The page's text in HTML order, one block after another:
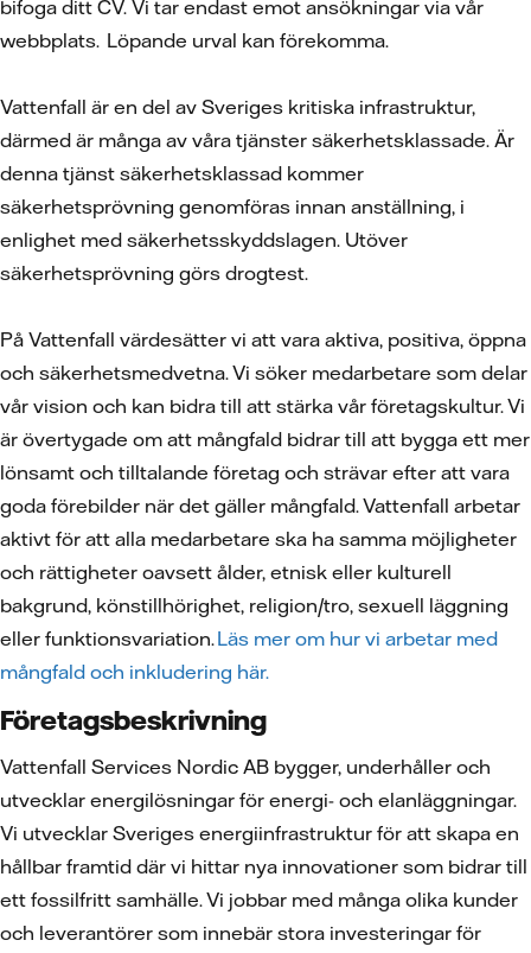
bifoga ditt CV. Vi tar endast emot ansökningar via vår
webbplats. Löpande urval kan förekomma.
Vattenfall är en del av Sveriges kritiska infrastruktur,
därmed är många av våra tjänster säkerhetsklassade. Är
denna tjänst säkerhetsklassad kommer
säkerhetsprövning genomföras innan anställning, i
enlighet med säkerhetsskyddslagen. Utöver
säkerhetsprövning görs drogtest.
På Vattenfall värdesätter vi att vara aktiva, positiva, öppna
och säkerhetsmedvetna. Vi söker medarbetare som delar
vår vision och kan bidra till att stärka vår företagskultur. Vi
är övertygade om att mångfald bidrar till att bygga ett mer
lönsamt och tilltalande företag och strävar efter att vara
goda förebilder när det gäller mångfald. Vattenfall arbetar
aktivt för att alla medarbetare ska ha samma möjligheter
och rättigheter oavsett ålder, etnisk eller kulturell
bakgrund, könstillhörighet, religion/tro, sexuell läggning
eller funktionsvariation.Läs mer om hur vi arbetar med
mångfald och inkludering här.
Företagsbeskrivning
Vattenfall Services Nordic AB bygger, underhåller och
utvecklar energilösningar för energi- och elanläggningar.
Vi utvecklar Sveriges energiinfrastruktur för att skapa en
hållbar framtid där vi hittar nya innovationer som bidrar till
ett fossilfritt samhälle. Vi jobbar med många olika kunder
och leverantörer som innebär stora investeringar för